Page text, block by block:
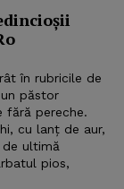
în rubricile de
păstor
fără pereche.
cu lanţ de aur,
ultimă
pios,